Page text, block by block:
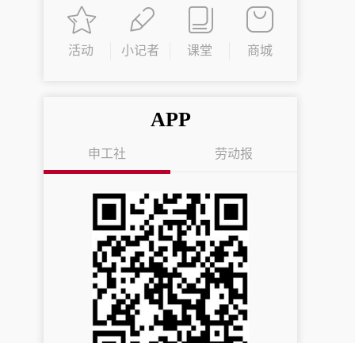
活动 小记者 课堂 商城
APP
申工社 劳动报